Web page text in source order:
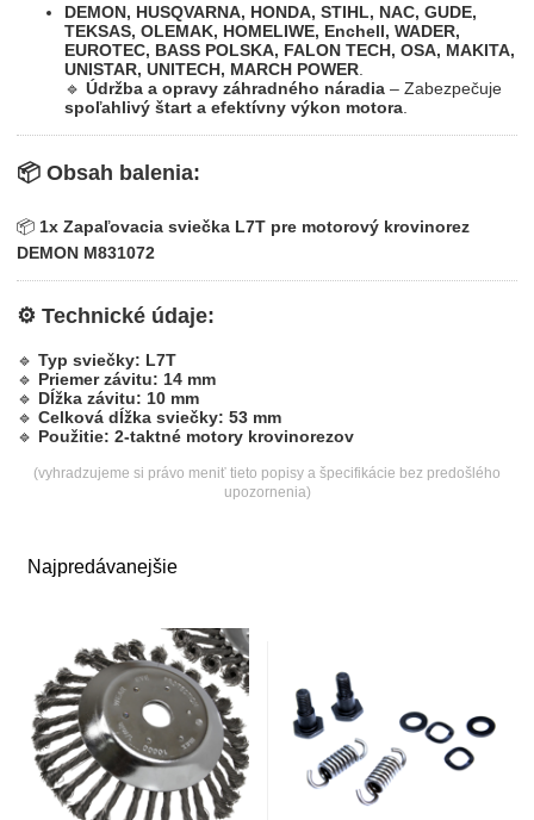
Najpredávanejšie
DEMON, HUSQVARNA, HONDA, STIHL, NAC, GUDE,
TEKSAS, OLEMAK, HOMELIWE, Enchell, WADER,
EUROTEC, BASS POLSKA, FALON TECH, OSA, MAKITA,
UNISTAR, UNITECH, MARCH POWER
🔹 Údržba a opravy záhradného náradia – Zabezpečuje
spoľahlivý štart a efektívny výkon motora
📦 Obsah balenia:
📦 1x Zapaľovacia sviečka L7T pre motorový krovinorez
DEMON M831072
⚙ Technické údaje:
🔹 Typ sviečky: L7T
🔹 Priemer závitu: 14 mm
🔹 Dĺžka závitu: 10 mm
🔹 Celková dĺžka sviečky: 53 mm
🔹 Použitie: 2-taktné motory krovinorezov
(vyhradzujeme si právo meniť tieto popisy a špecifikácie bez predošlého
upozornenia)